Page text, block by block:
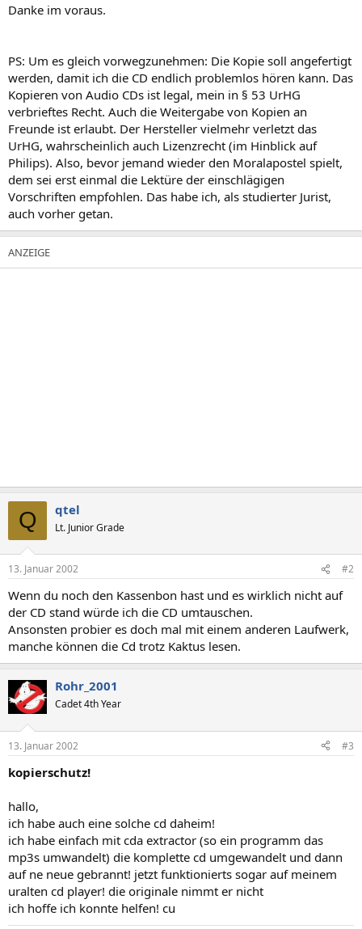
Danke im voraus.
PS: Um es gleich vorwegzunehmen: Die Kopie soll angefertigt
werden, damit ich die CD endlich problemlos hören kann. Das
Kopieren von Audio CDs ist legal, mein in § 53 UrHG
verbrieftes Recht. Auch die Weitergabe von Kopien an
Freunde ist erlaubt. Der Hersteller vielmehr verletzt das
UrHG, wahrscheinlich auch Lizenzrecht (im Hinblick auf
Philips). Also, bevor jemand wieder den Moralapostel spielt,
dem sei erst einmal die Lektüre der einschlägigen
Vorschriften empfohlen. Das habe ich, als studierter Jurist,
auch vorher getan.
Q qtel
Lt. Junior Grade
13. Januar 2002 #2
Wenn du noch den Kassenbon hast und es wirklich nicht auf
der CD stand würde ich die CD umtauschen.
Ansonsten probier es doch mal mit einem anderen Laufwerk,
manche können die Cd trotz Kaktus lesen.
Rohr_2001
Cadet 4th Year
13. Januar 2002 #3
kopierschutz!
hallo,
ich habe auch eine solche cd daheim!
ich habe einfach mit cda extractor (so ein programm das
mp3s umwandelt) die komplette cd umgewandelt und dann
auf ne neue gebrannt! jetzt funktionierts sogar auf meinem
uralten cd player! die originale nimmt er nicht
ich hoffe ich konnte helfen! cu